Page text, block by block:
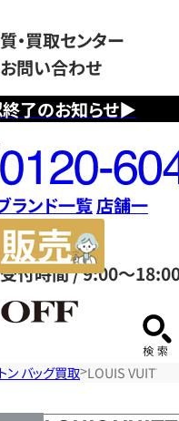
了のお知らせ▶
質・買取センター
お問い合わせ
フ
リ
ー
ダ
イ
ヤ
ル
0120604117
受付時間 / 9:00～
ランド一覧店舗一
サ
ン バッグ買取 LOUIS